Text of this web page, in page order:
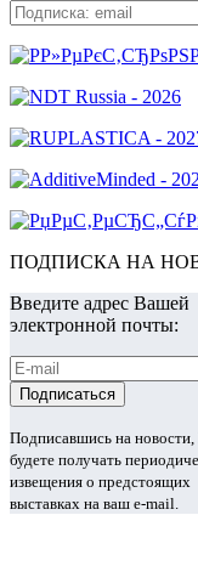
ПОДПИСКА НА
Введите адрес Вашей
электронной почты:
Подписавшись на
будете получать
извещения о предстоящих
выставках на ваш e-mail.